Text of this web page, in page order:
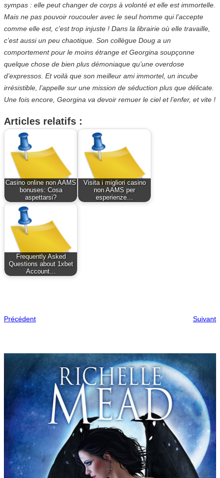
sympas : elle peut changer de corps à volonté et elle est immortelle.
Mais ne pas pouvoir roucouler avec le seul homme qui l’accepte
comme elle est, c’est trop injuste ! Dans la librairie où elle travaille,
c’est aussi un peu chaotique. Son collègue Doug a un
comportement pour le moins étrange et Georgina soupçonne
quelque chose de bien plus démoniaque qu’une overdose
d’expressos. Et voilà que son meilleur ami immortel, un incube
irrésistible, l’appelle sur une mission de séduction plus que délicate.
Une fois encore, Georgina va devoir remuer le ciel et l’enfer, et vite !
Articles relatifs :
Casino online non AAMS
bonuses: Cosa
aspettarsi?
Visita i migliori casino
non AAMS per
esperienze…
Frequently Asked
Questions about 1xbet
Account…
Précédent Suivant